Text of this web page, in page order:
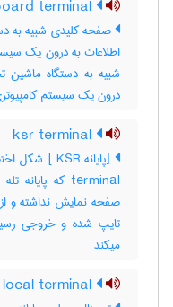
صفحه کلیدی شبیه به
اطلاعات به درون یک
شبیه به دستگاه ماشین
درون یک سیستم
صفحه نمایش نداشته و
تایپ شده و خروجی
میکند